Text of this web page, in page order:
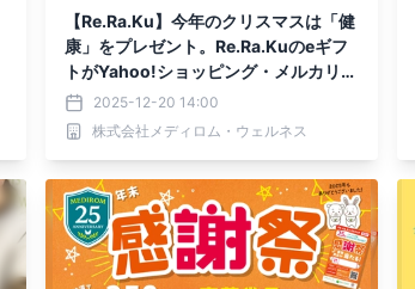
【Re.Ra.Ku】今年のクリスマスは「健
康」をプレゼント。Re.Ra.Kuのeギフ
トがYahoo!ショッピング・メルカリギ
フトで購入可能に！
2025-12-20 14:00
株式会社メディロム・ウェルネス